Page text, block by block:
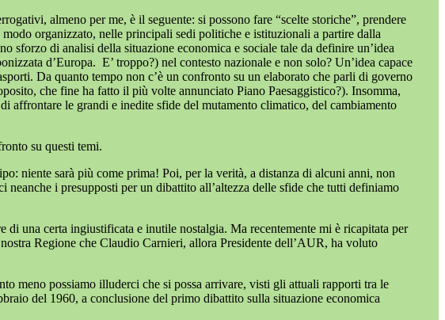
almeno per me, è il seguente: si possono fare “scelte storiche”, prendere
organizzato, nelle principali sedi politiche e istituzionali a partire dalla
sforzo di analisi della situazione economica e sociale tale da definire un’idea
d’Europa. E’ troppo?) nel contesto nazionale e non solo? Un’idea capace
Da quanto tempo non c’è un confronto su un elaborato che parli di governo
che fine ha fatto il più volte annunciato Piano Paesaggistico?). Insomma,
affrontare le grandi e inedite sfide del mutamento climatico, del cambiamento
su questi temi.
niente sarà più come prima! Poi, per la verità, a distanza di alcuni anni, non
i presupposti per un dibattito all’altezza delle sfide che tutti definiamo
di una certa ingiustificata e inutile nostalgia. Ma recentemente mi è ricapitata per
Regione che Claudio Carnieri, allora Presidente dell’AUR, ha voluto
meno possiamo illuderci che si possa arrivare, visti gli attuali rapporti tra le
del 1960, a conclusione del primo dibattito sulla situazione economica